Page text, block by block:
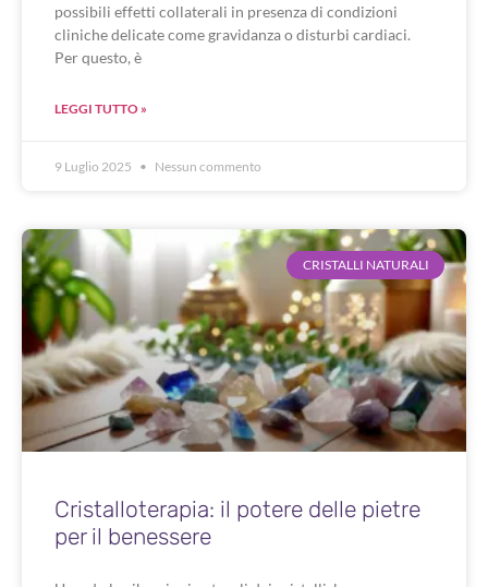
possibili effetti collaterali in presenza di condizioni
cliniche delicate come gravidanza o disturbi cardiaci.
Per questo, è
LEGGI TUTTO »
9 Luglio 2025 Nessun commento
CRISTALLI NATURALI
Cristalloterapia: il potere delle pietre
per il benessere